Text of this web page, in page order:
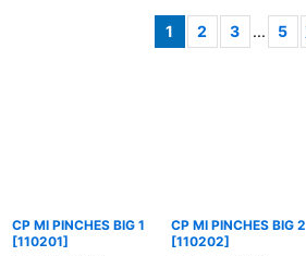
1 2 3 ... 5
CP MI PINCHES BIG 1
[110201]
CP MI PINCHES BIG 2
[110202]